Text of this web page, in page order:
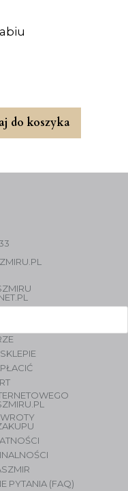
do koszyka
PYTANIA (FAQ)